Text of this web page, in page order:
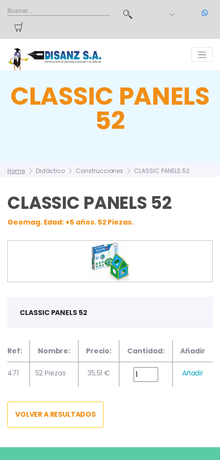
CLASSIC PANELS
52
Home Didáctico Construcciones CLASSIC PANELS 52
CLASSIC PANELS 52
Geomag. Edad: +5 años. 52 Piezas.
CLASSIC PANELS 52
Ref: Nombre: Precio: Cantidad: Añadir
471 52 Piezas 35,51 € Añadir
VOLVER A RESULTADOS